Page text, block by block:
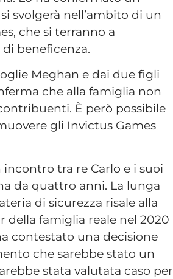
svolgerà nell’ambito di un
che si terranno a
beneficenza.
Meghan e dai due figli
che alla famiglia non
È però possibile
gli Invictus Games
tra re Carlo e i suoi
da quattro anni. La lunga
di sicurezza risale alla
della famiglia reale nel 2020
contestato una decisione
che sarebbe stato un
stata valutata caso per